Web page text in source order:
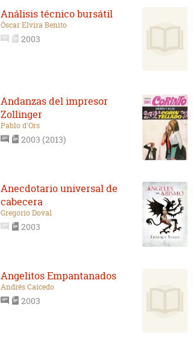
Análisis técnico bursátil
Óscar Elvira Benito
2003
Andanzas del impresor
Zollinger
Pablo d'Ors
2003 (2013)
Anecdotario universal de
cabecera
Gregorio Doval
2003
Angelitos Empantanados
Andrés Caicedo
2003